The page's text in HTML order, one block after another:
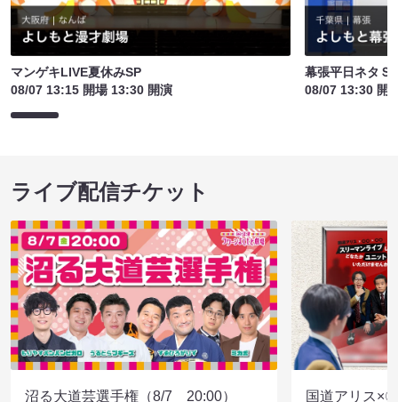
マンゲキLIVE夏休みSP
08/07 13:15 開場 13:30 開演
幕張平日ネタＳ
08/07 13:30 開
ライブ配信チケット
沼る大道芸選手権（8/7 20:00）
国道アリス×